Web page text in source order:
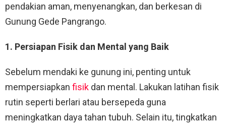
pendakian aman, menyenangkan, dan berkesan di
Gunung Gede Pangrango.
1. Persiapan Fisik dan Mental yang Baik
Sebelum mendaki ke gunung ini, penting untuk
mempersiapkan fisik dan mental. Lakukan latihan fisik
rutin seperti berlari atau bersepeda guna
meningkatkan daya tahan tubuh. Selain itu, tingkatkan